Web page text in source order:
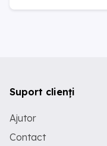
Suport clienți
Ajutor
Contact